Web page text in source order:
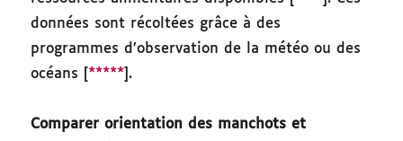
données sont récoltées grâce à des
programmes d’observation de la météo ou des
océans [ ***** ].
Comparer orientation des manchots et